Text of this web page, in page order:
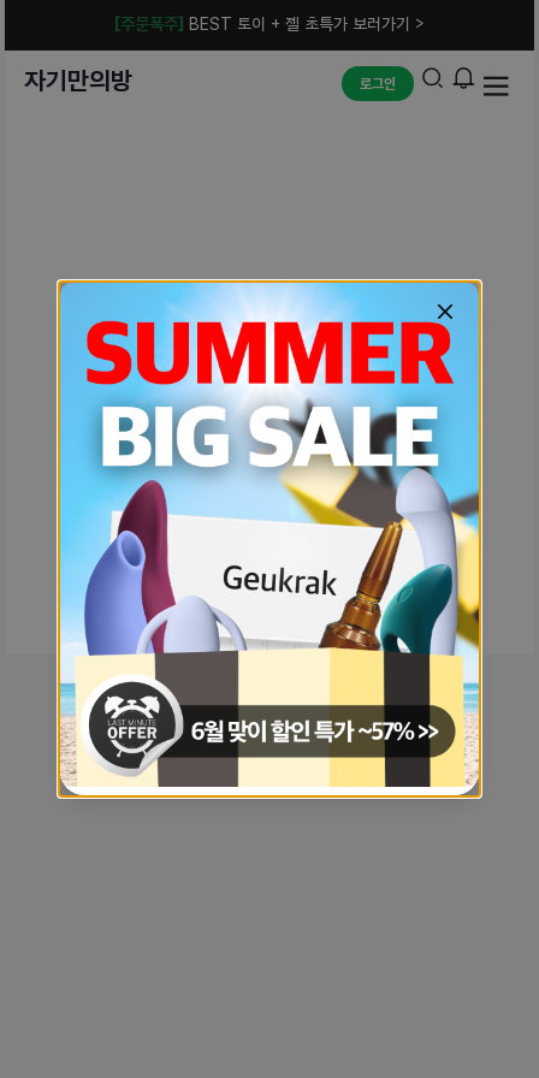
[주문폭주] BEST 토이 + 젤 초특가 보러가기 >
자기만의방 로그인
예상치 못한 에러입니다.